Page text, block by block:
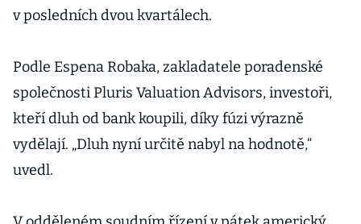
v posledních dvou kvartálech.
Podle Espena Robaka, zakladatele poradenské
společnosti Pluris Valuation Advisors, investoři,
kteří dluh od bank koupili, díky fúzi výrazně
vydělají. „Dluh nyní určitě nabyl na hodnotě,“
uvedl.